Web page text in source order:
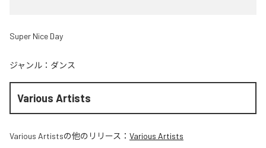
Super Nice Day
ジャンル： ダンス
Various Artists
Various Artistsの他のリリース： Various Artists